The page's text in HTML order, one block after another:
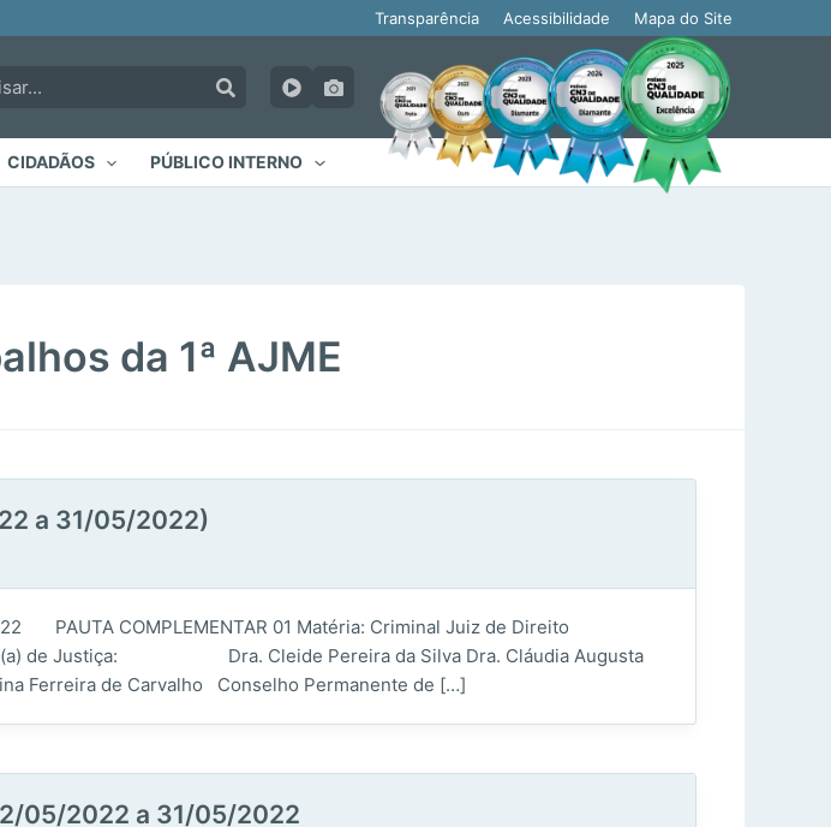
Transparência Acessibilidade Mapa do Site
CIDADÃOS PÚBLICO INTERNO
da 1ª AJME
a 31/05/2022)
PAUTA COMPLEMENTAR 01 Matéria: Criminal Juiz de Direito
Justiça: Dra. Cleide Pereira da Silva Dra. Cláudia Augusta
de Carvalho Conselho Permanente de […]
05/2022 a 31/05/2022
de